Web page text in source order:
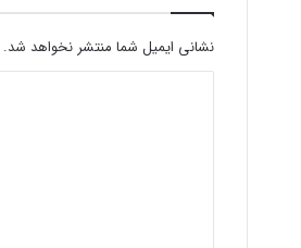
نشانی ایمیل شما منتشر نخواهد شد.